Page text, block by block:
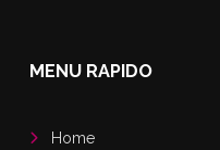
MENU RAPIDO
Home